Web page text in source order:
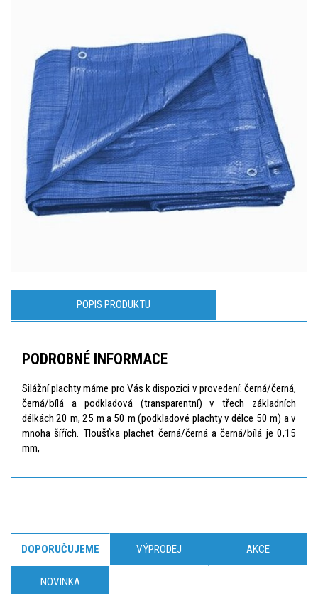
POPIS PRODUKTU
PODROBNÉ INFORMACE
Silážní plachty máme pro Vás k dispozici v provedení: černá/černá,
černá/bílá a podkladová (transparentní) v třech základních
délkách 20 m, 25 m a 50 m (podkladové plachty v délce 50 m) a v
mnoha šířích. Tloušťka plachet černá/černá a černá/bílá je 0,15
mm,
DOPORUČUJEME VÝPRODEJ AKCE
NOVINKA